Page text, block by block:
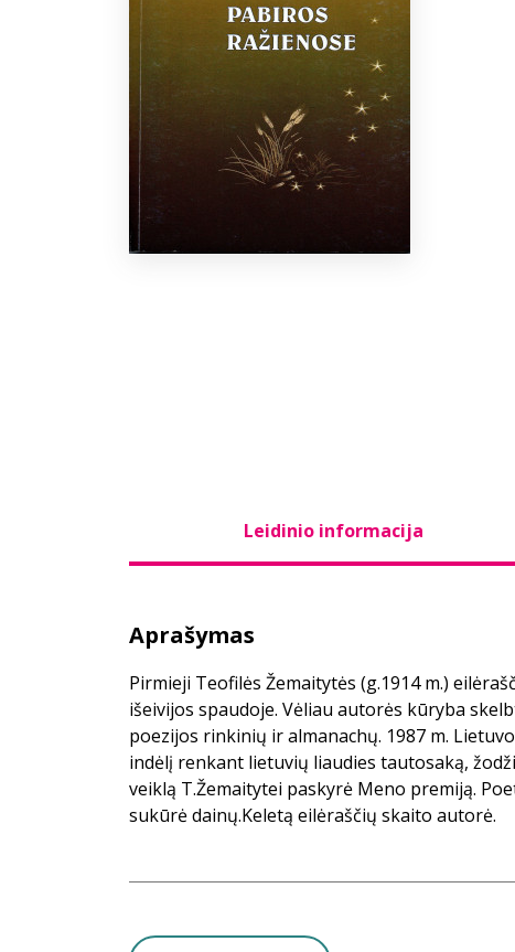
Leidinio informacija
Aprašymas
Pirmieji Teofilės Žemaitytės (g.1914 m.)
išeivijos spaudoje. Vėliau autorės kūryba
poezijos rinkinių ir almanachų. 1987 m.
indėlį renkant lietuvių liaudies tautosaką,
veiklą T.Žemaitytei paskyrė Meno premiją.
sukūrė dainų.Keletą eilėraščių skaito autorė.